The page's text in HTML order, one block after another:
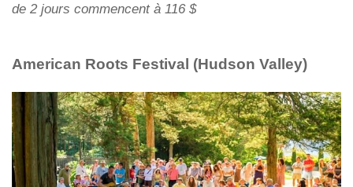
de 2 jours commencent à 116 $
American Roots Festival (Hudson Valley)